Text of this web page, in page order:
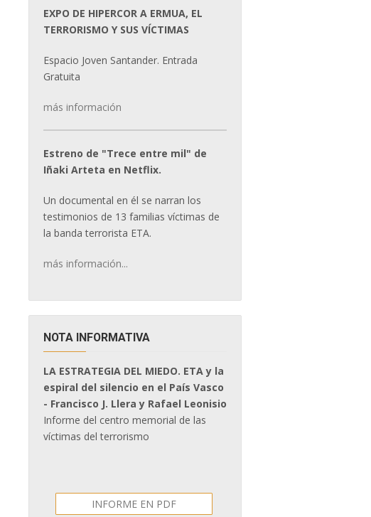
EXPO DE HIPERCOR A ERMUA, EL
TERRORISMO Y SUS VÍCTIMAS
Espacio Joven Santander. Entrada
Gratuita
más información
Estreno de "Trece entre mil" de
Iñaki Arteta en Netflix.
Un documental en él se narran los
testimonios de 13 familias víctimas de
la banda terrorista ETA.
más información...
NOTA INFORMATIVA
LA ESTRATEGIA DEL MIEDO. ETA y la
espiral del silencio en el País Vasco
- Francisco J. Llera y Rafael Leonisio
Informe del centro memorial de las
víctimas del terrorismo
INFORME EN PDF